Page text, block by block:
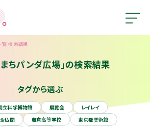
覧 検索結果
まちパンダ広場」の検索結果
タグから選ぶ
立科学博物館 展覧会
レイレイ
仏閣 岩倉高等学校
東京都美術館